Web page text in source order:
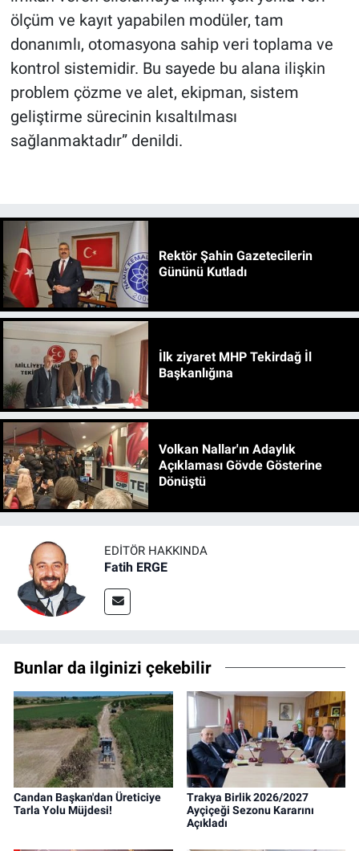
ölçüm ve kayıt yapabilen modüler, tam
donanımlı, otomasyona sahip veri toplama ve
kontrol sistemidir. Bu sayede bu alana ilişkin
problem çözme ve alet, ekipman, sistem
geliştirme sürecinin kısaltılması
sağlanmaktadır” denildi.
Rektör Şahin Gazetecilerin
Gününü Kutladı
İlk ziyaret MHP Tekirdağ İl
Başkanlığına
Volkan Nallar'ın Adaylık
Açıklaması Gövde Gösterine
Dönüştü
EDITÖR HAKKINDA
Fatih ERGE
Bunlar da ilginizi çekebilir
Candan Başkan'dan Üreticiye
Tarla Yolu Müjdesi!
Trakya Birlik 2026/2027
Ayçiçeği Sezonu Kararını
Açıkladı